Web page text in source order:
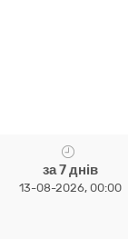
за 7 днів
13-08-2026, 00:00